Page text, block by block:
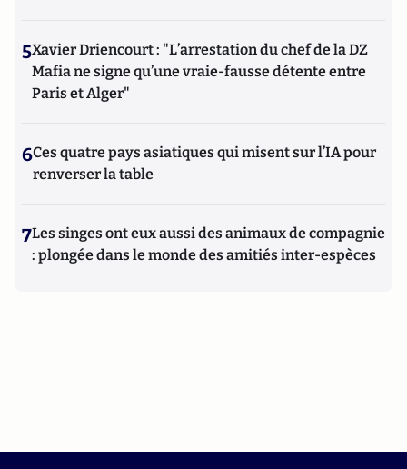
5Xavier Driencourt : "L’arrestation du chef de la DZ
Mafia ne signe qu’une vraie-fausse détente entre
Paris et Alger"
6Ces quatre pays asiatiques qui misent sur l’IA pour
renverser la table
7Les singes ont eux aussi des animaux de compagnie
: plongée dans le monde des amitiés inter-espèces